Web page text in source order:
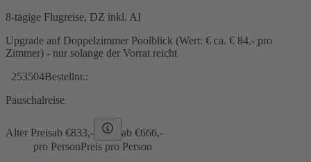
8-tägige Flugreise, DZ inkl. AI
Upgrade auf Doppelzimmer Poolblick (Wert: € ca. € 84,- pro
Zimmer) - nur solange der Vorrat reicht
253504Bestellnr.:
Pauschalreise
Alter Preisab €833,- ab €666,-
pro PersonPreis pro Person